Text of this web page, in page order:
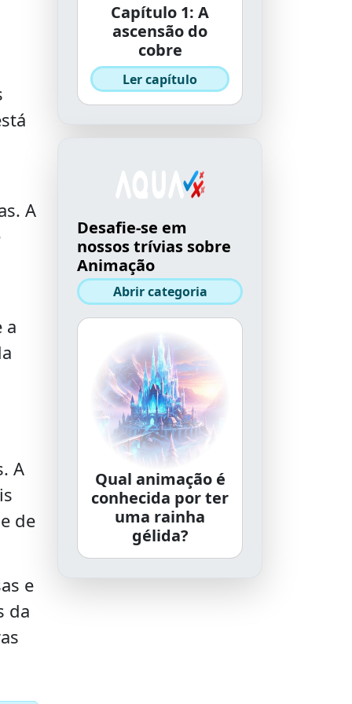
A
a
A
de
e
da
Capítulo 1: A
ascensão do
cobre
Ler capítulo
Desafie-se em
nossos trívias sobre
Animação
Abrir categoria
Qual animação é
conhecida por ter
uma rainha
gélida?